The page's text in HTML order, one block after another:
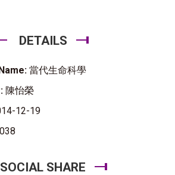
DETAILS
當代生命科學
陳怡榮
12-19
SOCIAL SHARE